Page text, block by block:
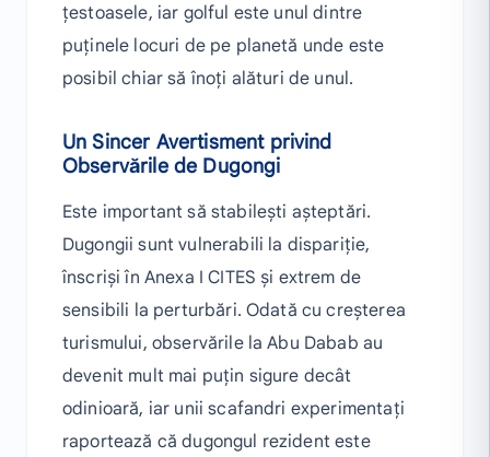
țestoasele, iar golful este unul dintre
puținele locuri de pe planetă unde este
posibil chiar să înoți alături de unul.
Un Sincer Avertisment privind
Observările de Dugongi
Este important să stabilești așteptări.
Dugongii sunt vulnerabili la dispariție,
înscriși în Anexa I CITES și extrem de
sensibili la perturbări. Odată cu creșterea
turismului, observările la Abu Dabab au
devenit mult mai puțin sigure decât
odinioară, iar unii scafandri experimentați
raportează că dugongul rezident este